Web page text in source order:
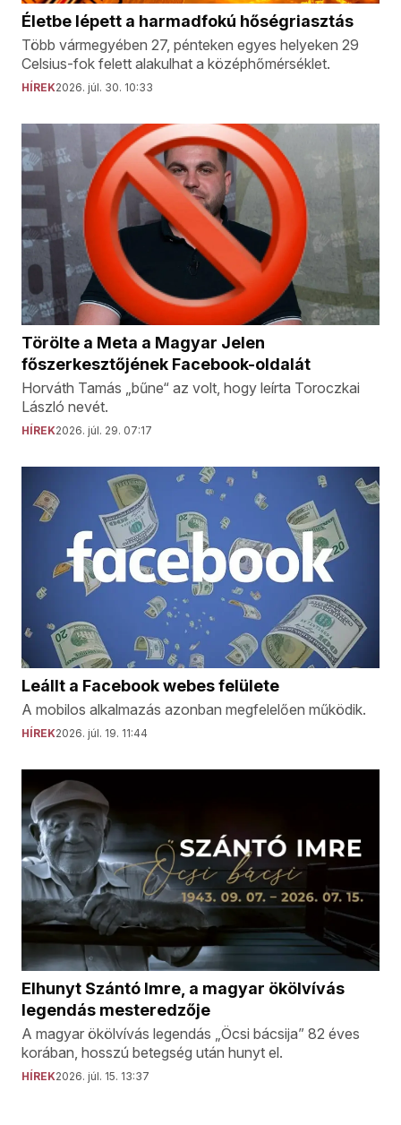
Életbe lépett a harmadfokú hőségriasztás
Több vármegyében 27, pénteken egyes helyeken 29
Celsius-fok felett alakulhat a középhőmérséklet.
HÍREK2026. júl. 30. 10:33
Törölte a Meta a Magyar Jelen
főszerkesztőjének Facebook-oldalát
Horváth Tamás „bűne“ az volt, hogy leírta Toroczkai
László nevét.
HÍREK2026. júl. 29. 07:17
Leállt a Facebook webes felülete
A mobilos alkalmazás azonban megfelelően működik.
HÍREK2026. júl. 19. 11:44
Elhunyt Szántó Imre, a magyar ökölvívás
legendás mesteredzője
A magyar ökölvívás legendás „Öcsi bácsija” 82 éves
korában, hosszú betegség után hunyt el.
HÍREK2026. júl. 15. 13:37